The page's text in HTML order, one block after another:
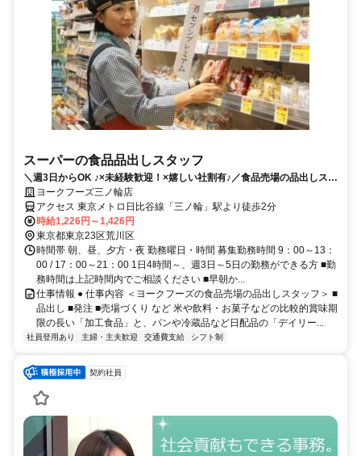
スーパーの食品品出しスタッフ
＼週3日からOK ♪×未経験歓迎！×嬉しい社割有♪／食品売場の品出しスタ
ッフ募集
ヨークフーズ三ノ輪店
アクセス 東京メトロ日比谷線「三ノ輪」駅より徒歩2分
時給1,226円～1,426円
東京都東京23区荒川区
時間帯 朝、昼、夕方・夜 勤務曜日・時間 募集勤務時間 9：00～13：
00 / 17：00～21：00 1日4時間～、週3日～5日の勤務ができる方 ■勤
務時間は上記時間内でご相談ください ■早朝か...
仕事情報 ● 仕事内容 ＜ヨークフーズの食品売場の品出しスタッフ＞ ■
品出し ■発注 ■売場づくり など 米や飲料・お菓子などの比較的賞味期
限の長い「加工食品」と、パンや冷蔵品など日配品の「デイリー...
社員登用あり 主婦・主夫歓迎 交通費支給 シフト制
契約社員